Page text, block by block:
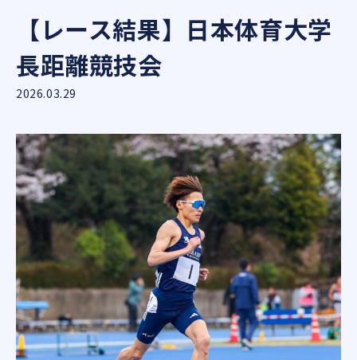
【レース結果】日本体育大学
長距離競技会
2026.03.29